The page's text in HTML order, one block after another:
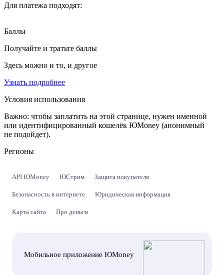
Для платежа подходят:
Баллы
Получайте и тратьте баллы
Здесь можно и то, и другое
Узнать подробнее
Условия использования
Важно: чтобы заплатить на этой странице, нужен именной
или идентифицированный кошелёк ЮMoney (анонимный
не подойдет).
Регионы
API ЮMoney ЮСтрим Защита покупателя
Безопасность в интернете Юридическая информация
Карта сайта Про деньги
Мобильное приложение ЮMoney